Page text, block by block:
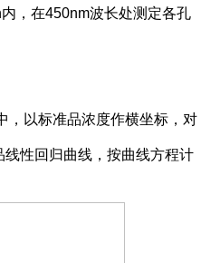
，在450nm波长处测定各孔
，以标准品浓度作横坐标，对
性回归曲线，按曲线方程计